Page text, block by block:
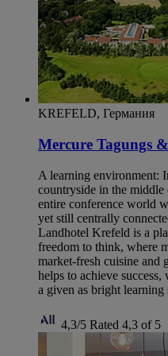
KREFELD, Германия
Mercure Tagungs
A learning environment:
countryside in the
entire conference world
yet still centrally
Landhotel Krefeld is a
freedom to think, where
market-fresh cuisine and
helps to achieve
a given as bright learning
4,3/5 Rated 4,3 of 5